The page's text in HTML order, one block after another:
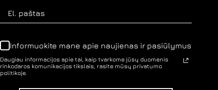
Informuokite mane apie naujienas ir pasiūlymus
Daugiau informacijos apie tai, kaip tvarkome jūsų duomenis
rinkodaros komunikacijos tikslais, rasite mūsų privatumo
politikoje.